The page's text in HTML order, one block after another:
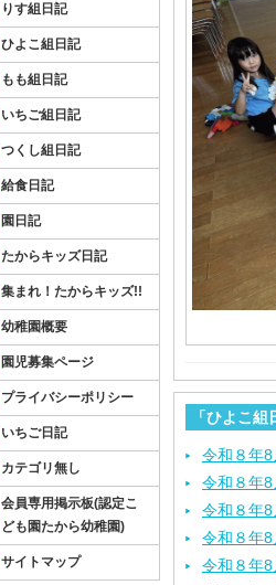
「ひよこ
令和８年8
令和８年8
令和８年8
令和８年8
令和８年8
りす組日記
ひよこ組日記
もも組日記
いちご組日記
つくし組日記
給食日記
園日記
たからキッズ日記
集まれ！たからキッズ!!
幼稚園概要
園児募集ページ
プライバシーポリシー
いちご日記
カテゴリ無し
会員専用掲示板(認定こ
ども園たから幼稚園)
サイトマップ